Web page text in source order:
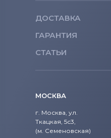
ДОСТАВКА
ГАРАНТИЯ
СТАТЬИ
МОСКВА
г. Москва, ул.
Ткацкая, 5с3,
(м. Семеновская)